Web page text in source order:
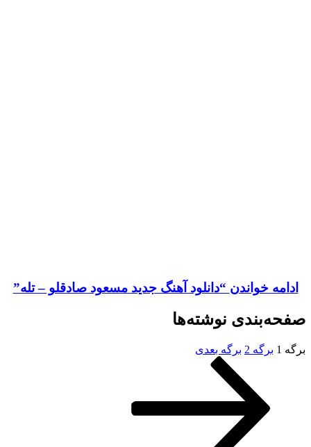
خواندن “دانلود آهنگ جدید مسعود صادقلو – تله”
نوشته‌ها
2 برگه بعدی